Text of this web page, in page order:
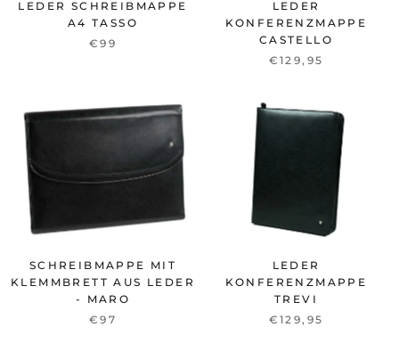
LEDER SCHREIBMAPPE
A4 TASSO
€99
LEDER
KONFERENZMAPPE
CASTELLO
€129,95
SCHREIBMAPPE MIT
KLEMMBRETT AUS LEDER
- MARO
€97
LEDER
KONFERENZMAPPE
TREVI
€129,95